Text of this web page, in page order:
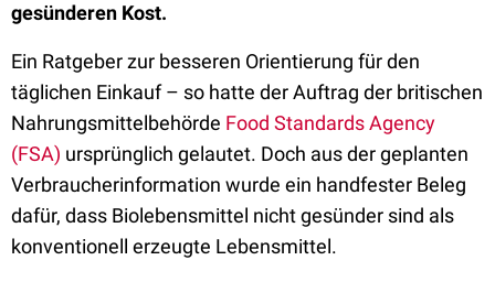
gesünderen Kost.
Ein Ratgeber zur besseren Orientierung für den
täglichen Einkauf – so hatte der Auftrag der britischen
Nahrungsmittelbehörde Food Standards Agency
(FSA) ursprünglich gelautet. Doch aus der geplanten
Verbraucherinformation wurde ein handfester Beleg
dafür, dass Biolebensmittel nicht gesünder sind als
konventionell erzeugte Lebensmittel.